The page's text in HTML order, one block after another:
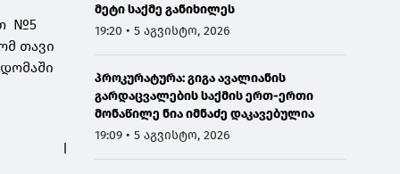
№5
თავი
მეტი საქმე განიხილეს
19:20 • 5 აგვისტო, 2026
პროკურატურა: გიგა ავალიანის
გარდაცვალების საქმის ერთ-ერთი
მონაწილე ნია იმნაძე დაკავებულია
19:09 • 5 აგვისტო, 2026